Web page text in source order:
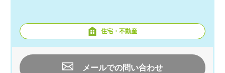
住宅・不動産
メールでの問い合わせ